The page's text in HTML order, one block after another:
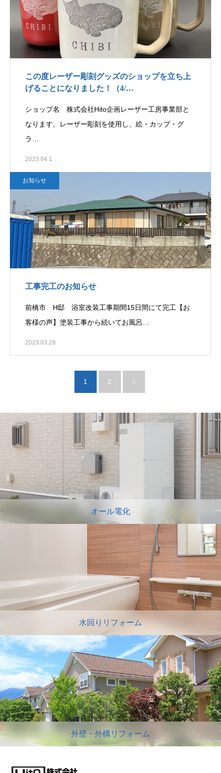
この度レーザー彫刻グッズのショップを立ち上
げることになりました！（4/…
ショップ名 株式会社Hito企画レーザー工房事業部と
なります。レーザー彫刻を使用し、絵・カップ・グ
ラ…
2023.04.1
お知らせ
工事完工のお知らせ
前橋市 H邸 浴室改装工事期間15日間にて完工【お
客様の声】塗装工事から続いてお風呂…
2023.03.28
1 2
オール電化
水回りリフォーム
外壁・外構リフォーム